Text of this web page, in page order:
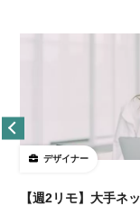
デザイナー
【週2リモ】大手ネ